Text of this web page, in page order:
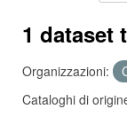
1 dataset
Organizzazioni:
Cataloghi di